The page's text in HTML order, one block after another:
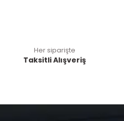
Her siparişte
Taksitli Alışveriş